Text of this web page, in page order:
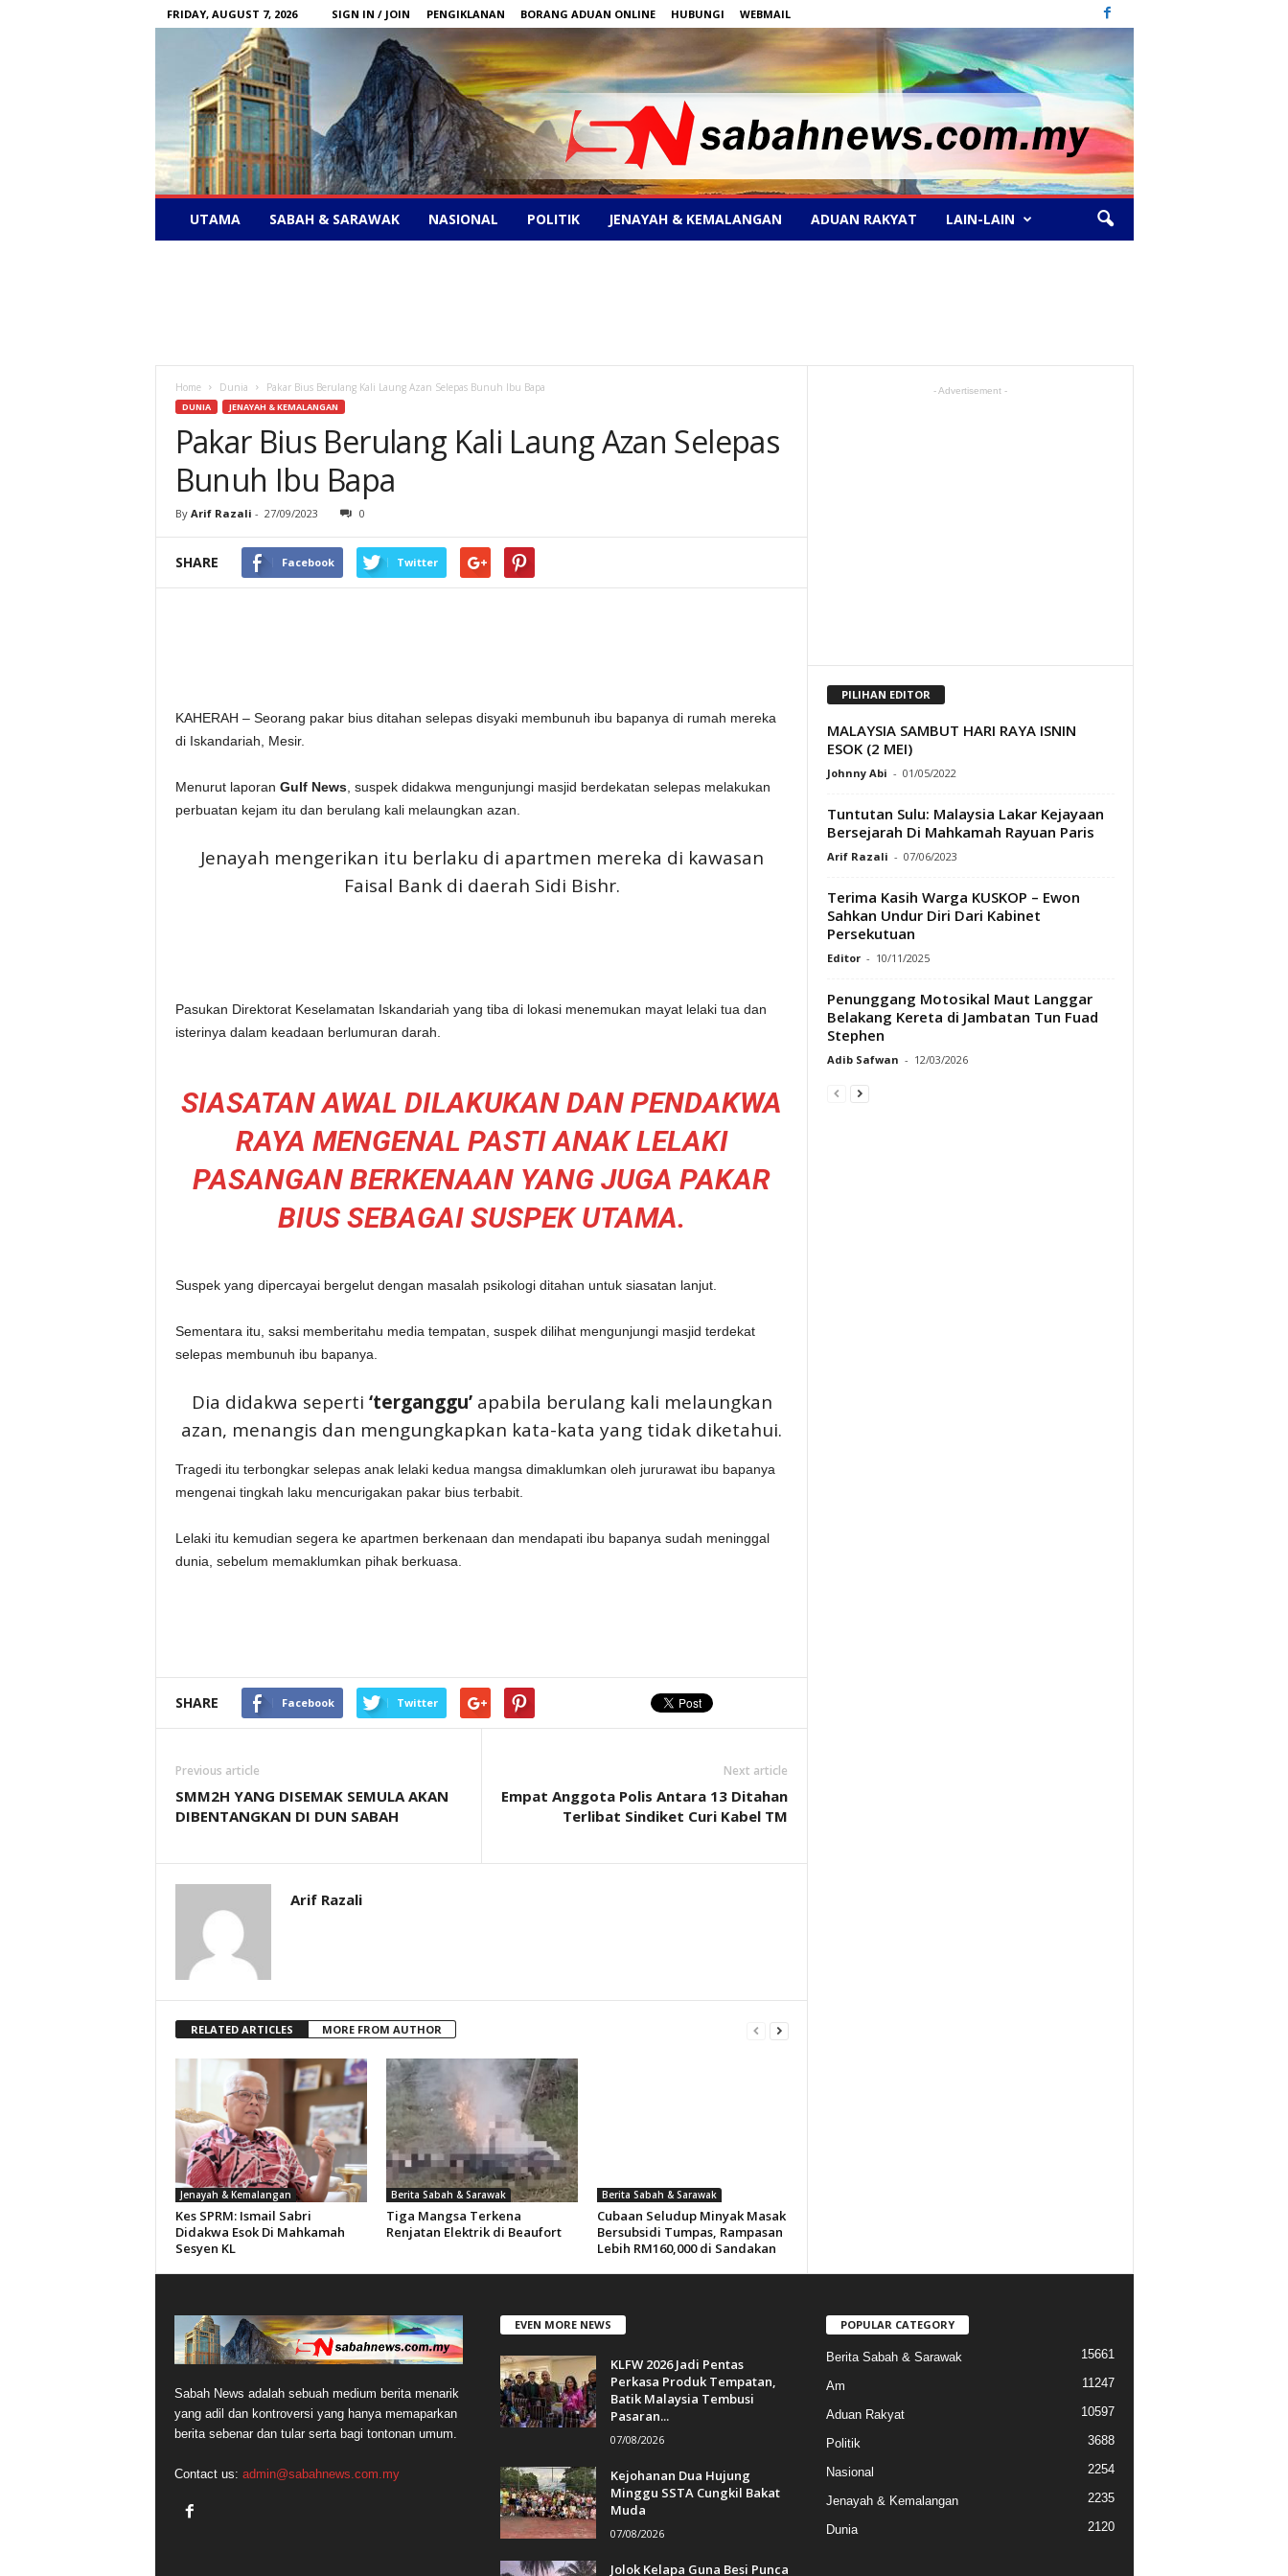
FRIDAY, AUGUST 7, 2026 SIGN IN / JOIN PENGIKLANAN BORANG ADUAN ONLINE HUBUNGI WEBMAIL
–
UTAMA SABAH & SARAWAK NASIONAL POLITIK JENAYAH & KEMALANGAN ADUAN RAKYAT LAIN-LAIN
Home Dunia Pakar Bius Berulang Kali Laung Azan Selepas Bunuh Ibu Bapa
DUNIA JENAYAH & KEMALANGAN
Pakar Bius Berulang Kali Laung Azan Selepas
Bunuh Ibu Bapa
By Arif Razali - 27/09/2023 0
SHARE Facebook Twitter
KAHERAH – Seorang pakar bius ditahan selepas disyaki membunuh ibu bapanya di rumah mereka
di Iskandariah, Mesir.
Menurut laporan Gulf News, suspek didakwa mengunjungi masjid berdekatan selepas melakukan
perbuatan kejam itu dan berulang kali melaungkan azan.
Jenayah mengerikan itu berlaku di apartmen mereka di kawasan
Faisal Bank di daerah Sidi Bishr.
Pasukan Direktorat Keselamatan Iskandariah yang tiba di lokasi menemukan mayat lelaki tua dan
isterinya dalam keadaan berlumuran darah.
SIASATAN AWAL DILAKUKAN DAN PENDAKWA
RAYA MENGENAL PASTI ANAK LELAKI
PASANGAN BERKENAAN YANG JUGA PAKAR
BIUS SEBAGAI SUSPEK UTAMA.
Suspek yang dipercayai bergelut dengan masalah psikologi ditahan untuk siasatan lanjut.
Sementara itu, saksi memberitahu media tempatan, suspek dilihat mengunjungi masjid terdekat
selepas membunuh ibu bapanya.
Dia didakwa seperti ‘terganggu’apabila berulang kali melaungkan
azan, menangis dan mengungkapkan kata-kata yang tidak diketahui.
Tragedi itu terbongkar selepas anak lelaki kedua mangsa dimaklumkan oleh jururawat ibu bapanya
mengenai tingkah laku mencurigakan pakar bius terbabit.
Lelaki itu kemudian segera ke apartmen berkenaan dan mendapati ibu bapanya sudah meninggal
dunia, sebelum memaklumkan pihak berkuasa.
SHARE Facebook Twitter
Previous article
SMM2H YANG DISEMAK SEMULA AKAN
DIBENTANGKAN DI DUN SABAH
Next article
Empat Anggota Polis Antara 13 Ditahan
Terlibat Sindiket Curi Kabel TM
Arif Razali
RELATED ARTICLES MORE FROM AUTHOR
Jenayah & Kemalangan
Kes SPRM: Ismail Sabri
Didakwa Esok Di Mahkamah
Sesyen KL
Berita Sabah & Sarawak
Tiga Mangsa Terkena
Renjatan Elektrik di Beaufort
Berita Sabah & Sarawak
Cubaan Seludup Minyak Masak
Bersubsidi Tumpas, Rampasan
Lebih RM160,000 di Sandakan
- Advertisement -
PILIHAN EDITOR
MALAYSIA SAMBUT HARI RAYA ISNIN
ESOK (2 MEI)
Johnny Abi - 01/05/2022
Tuntutan Sulu: Malaysia Lakar Kejayaan
Bersejarah Di Mahkamah Rayuan Paris
Arif Razali - 07/06/2023
Terima Kasih Warga KUSKOP – Ewon
Sahkan Undur Diri Dari Kabinet
Persekutuan
Editor - 10/11/2025
Penunggang Motosikal Maut Langgar
Belakang Kereta di Jambatan Tun Fuad
Stephen
Adib Safwan - 12/03/2026
Sabah News adalah sebuah medium berita menarik
yang adil dan kontroversi yang hanya memaparkan
berita sebenar dan tular serta bagi tontonan umum.
Contact us: admin@sabahnews.com.my
EVEN MORE NEWS
KLFW 2026 Jadi Pentas
Perkasa Produk Tempatan,
Batik Malaysia Tembusi
Pasaran...
07/08/2026
Kejohanan Dua Hujung
Minggu SSTA Cungkil Bakat
Muda
07/08/2026
Jolok Kelapa Guna Besi Punca
POPULAR CATEGORY
Berita Sabah & Sarawak 15661
Am 11247
Aduan Rakyat 10597
Politik 3688
Nasional 2254
Jenayah & Kemalangan 2235
Dunia 2120